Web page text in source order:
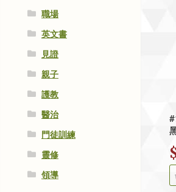
職場
英文書
見證
親子
護教
醫治
門徒訓練
靈修
領導